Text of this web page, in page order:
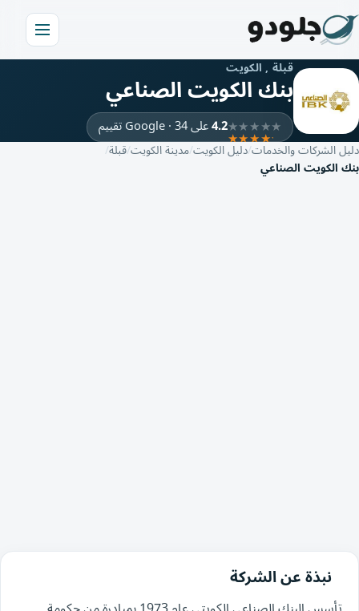
قبلة , الكويت
بنك الكويت الصناعي
4.2على Google · 34 تقييم
دليل الشركات والخدماتدليل الكويتمدينة الكويتقبلة
بنك الكويت الصناعي
نبذة عن الشركة